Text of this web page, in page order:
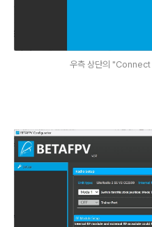
우측 상단의 "Connect